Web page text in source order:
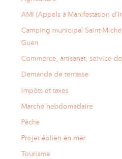
AMI (Appels à Manifestation
Camping municipal Saint-
Guen
Commerce, artisanat, service
Demande de terrasse
Impôts et taxes
Marché hebdomadaire
Pêche
Projet éolien en mer
Tourisme